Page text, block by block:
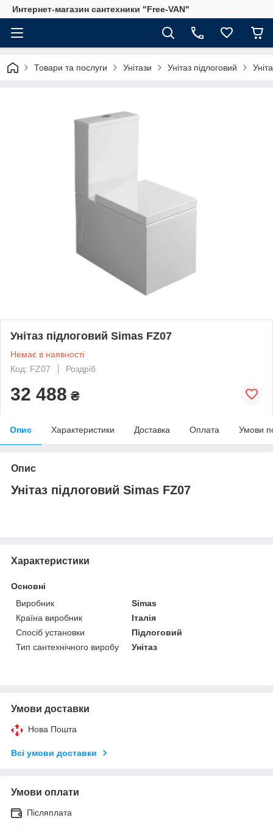
Интернет-магазин сантехники "Free-VAN"
Товари та послуги Унітази Унітаз підлоговий
Унітаз підлоговий Simas FZ07
Немає в наявності
Код: FZ07
Роздріб
32 488 ₴
Опис Характеристики Доставка Оплата Умови
Опис
Унітаз підлоговий Simas FZ07
Характеристики
Основні
Виробник
Simas
Країна виробник
Італія
Спосіб установки
Підлоговий
Тип сантехнічного виробу
Унітаз
Умови доставки
Нова Пошта
Всі умови доставки
Умови оплати
Післяплата